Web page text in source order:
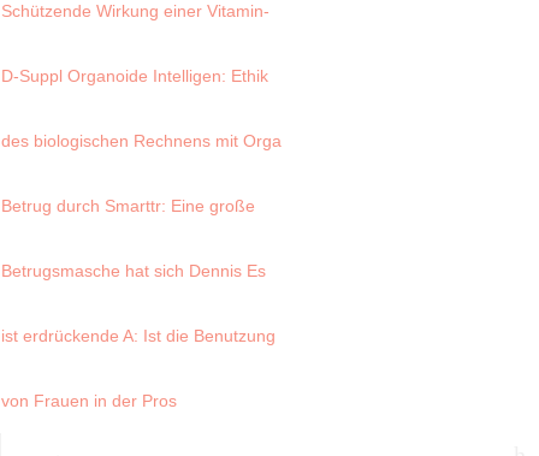
Schützende Wirkung einer Vitamin-
D-Suppl Organoide Intelligen: Ethik
des biologischen Rechnens mit Orga
Betrug durch Smarttr: Eine große
Betrugsmasche hat sich Dennis Es
ist erdrückende A: Ist die Benutzung
von Frauen in der Pros